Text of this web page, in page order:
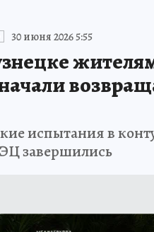
30 июня 2026 5:55
испытания в
завершились